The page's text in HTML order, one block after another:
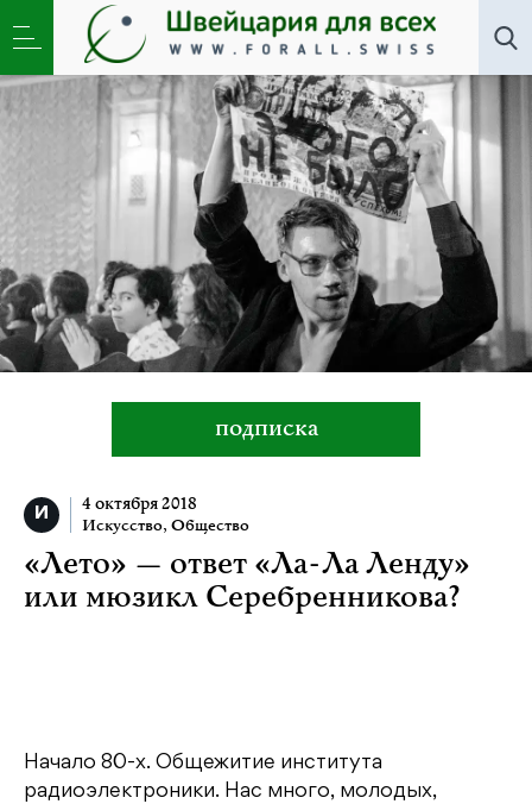
Искусство Новости,Общество »«Лето» — ответ
«Ла-Ла Ленду» или мюзикл Серебренникова?
подписка
4 октября 2018
Искусство, Общество
«Лето» — ответ «Ла-Ла Ленду»
или мюзикл Серебренникова?
Начало 80-х. Общежитие института
радиоэлектроники. Нас много, молодых,